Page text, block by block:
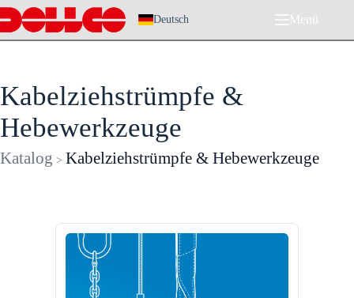
Zum
Inhalt
springen
Deutsch Menü
Kabelziehstrümpfe &
Hebewerkzeuge
Katalog > Kabelziehstrümpfe & Hebewerkzeuge